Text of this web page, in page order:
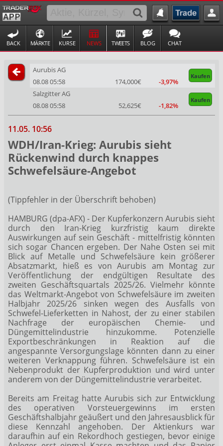
BACK MÄRKTE KURSE NEWS TWEETS BLOG CHAT
Aurubis AG
Kaufen
08.08 05:58 174,000€
-3,97%
Salzgitter AG
Kaufen
08.08 05:58 52,625€ -1,82%
11.05. 10:56
WDH/Iran-Krieg: Aurubis sieht
Rückenwind durch knappes
Schwefelsäure-Angebot
(Tippfehler in der Überschrift behoben)
HAMBURG (dpa-AFX) - Der Kupferkonzern Aurubis sieht
durch den Iran-Krieg kurzfristig kaum direkte
Auswirkungen auf sein Geschäft - mittelfristig könnten
sich sogar Chancen ergeben. Der Nahe Osten sei mit
Blick auf Metalle und Schwefelsäure kein größerer
Absatzmarkt, hieß es von Aurubis am Montag zur
Veröffentlichung der endgültigen Resultate des
zweiten Geschäftsquartals 2025/26. Vielmehr könnte
das Weltmarkt-Angebot von Schwefelsäure im zweiten
Halbjahr 2025/26 sinken wegen des Ausfalls von
Schwefel-Lieferketten in Nahost, der zu einer stabilen
Nachfrage der europäischen Chemie- und
Düngemittelindustrie hinzukomme. Potenzielle
Exportbeschränkungen in Reaktion auf die
angespannte Versorgungslage könnten dann zu einer
weiteren Verknappung führen. Schwefelsäure ist ein
Nebenprodukt der Kupferproduktion und wird unter
anderem von der Düngemittelindustrie verarbeitet.
Bereits am Freitag hatte Aurubis sich zur Entwicklung
des operativen Vorsteuergewinns im ersten
Geschäftshalbjahr geäußert und den Jahresausblick für
diese Kennzahl angehoben. Der Aktienkurs war
daraufhin auf ein Rekordhoch gestiegen, bevor einige